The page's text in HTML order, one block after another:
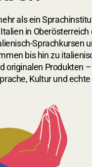
als ein
in Oberösterreich
Sprachkursen
bis hin zu
originalen Produkten
Kultur und